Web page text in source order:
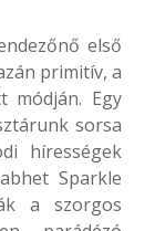
első
primitív, a
módján. Egy
sorsa
hírességek
Sparkle
a szorgos